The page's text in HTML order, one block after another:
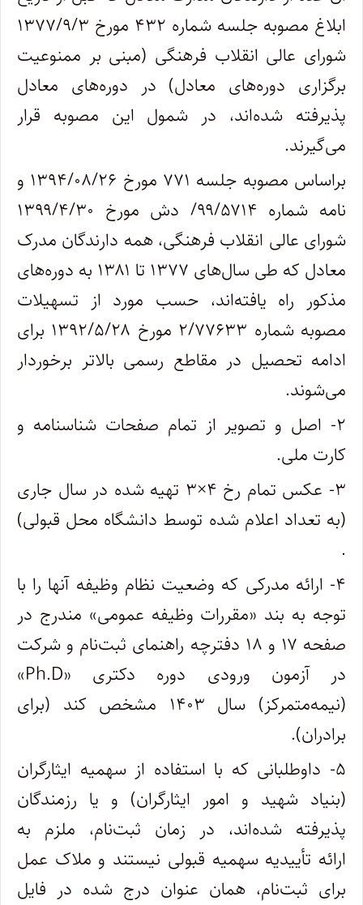
ابلاغ مصوبه جلسه شماره ۴۳۲ مورخ ۱۳۷۷/۹/۳
شورای عالی انقلاب فرهنگی (مبنی بر ممنوعیت
برگزاری دوره‌های معادل) در دوره‌های معادل
پذیرفته شده‌اند، در شمول این مصوبه قرار
می‌گیرند.
براساس مصوبه جلسه ۷۷۱ مورخ ۱۳۹۴/۰۸/۲۶ و
نامه شماره ۹۹/۵۷۱۴/ دش مورخ ۱۳۹۹/۴/۳۰
شورای عالی انقلاب فرهنگی، همه دارندگان مدرک
معادل که طی سال‌های ۱۳۷۷ تا ۱۳۸۱ به دوره‌های
مذکور راه یافته‌اند، حسب مورد از تسهیلات
مصوبه شماره ۲/۷۷۶۳۳ مورخ ۱۳۹۲/۵/۲۸ برای
ادامه تحصیل در مقاطع رسمی بالاتر برخوردار
می‌شوند.
۲- اصل و تصویر از تمام‌ صفحات‌ شناسنامه‌ و
کارت ملی.
۳- عکس تمام‌ رخ‌ ۴×۳ تهیه‌ شده‌ در سال‌ جاری
(به تعداد اعلام شده توسط دانشگاه محل قبولی)
‌.
۴- ارائه مدرکی که وضعیت نظام‌ وظیفه آنها را با
توجه‌ به‌ بند «مقررات‌ وظیفه‌ عمومی» مندرج‌ در
صفحه ۱۷ و ۱۸ دفترچه‌ راهنمای ثبت‌نام و شرکت
در آزمون ورودی‌ دوره دکتری «Ph.D»
(نیمه‌متمرکز) سال ۱۴۰۳ مشخص‌ کند (برای‌
برادران‌).
۵- داوطلبانی که با استفاده از سهمیه ایثارگران
(بنیاد شهید و امور ایثارگران) و یا رزمندگان
پذیرفته شده‌اند، در زمان ثبت‌نام، ملزم به
ارائه تأییدیه سهمیه قبولی نیستند و ملاک عمل
برای ثبت‌نام، همان عنوان درج شده در فایل